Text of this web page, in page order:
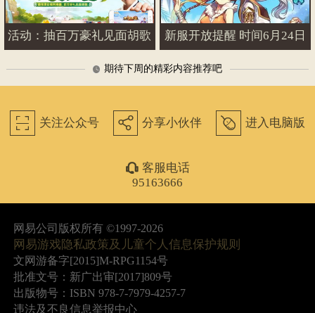
活动：抽百万豪礼见面胡歌 新服开放提醒 时间6月24日
期待下周的精彩内容推荐吧
򰀁 关注公众号 򰀂 分享小伙伴 򰀄 进入电脑版
򰀃 客服电话
95163666
网易公司版权所有 ©1997-2026
网易游戏隐私政策及儿童个人信息保护规则
文网游备字[2015]M-RPG1154号
批准文号：新广出审[2017]809号
出版物号：ISBN 978-7-7979-4257-7
违法及不良信息举报中心